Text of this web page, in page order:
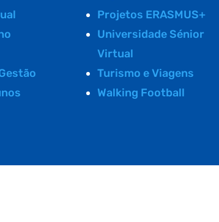
Projetos ERASMUS+
Universidade Sénior
Virtual
Turismo e Viagens
Walking Football